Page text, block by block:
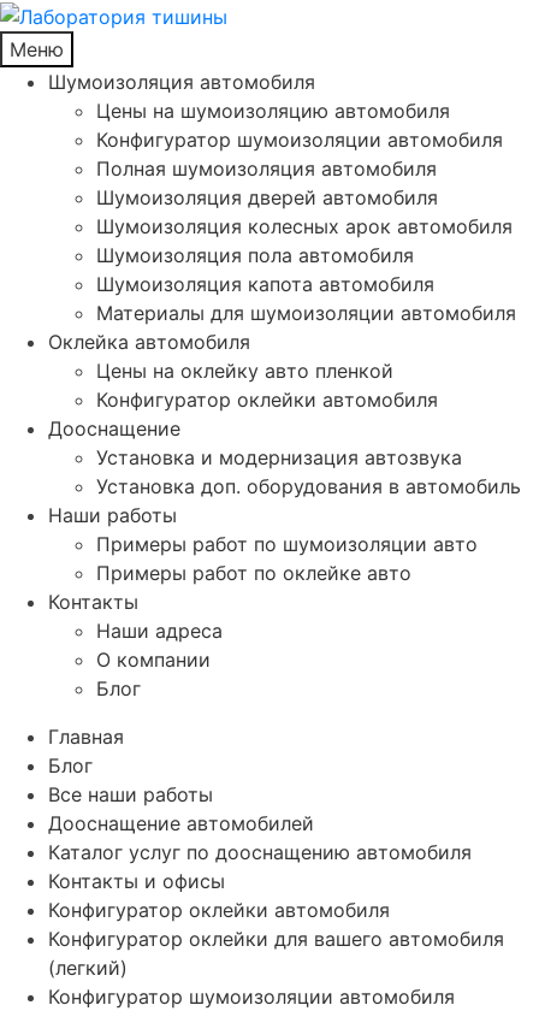
Меню
Шумоизоляция автомобиля
Цены на шумоизоляцию автомобиля
Конфигуратор шумоизоляции автомобиля
Полная шумоизоляция автомобиля
Шумоизоляция дверей автомобиля
Шумоизоляция колесных арок автомобиля
Шумоизоляция пола автомобиля
Шумоизоляция капота автомобиля
Материалы для шумоизоляции автомобиля
Оклейка автомобиля
Цены на оклейку авто пленкой
Конфигуратор оклейки автомобиля
Дооснащение
Установка и модернизация автозвука
Установка доп. оборудования в автомобиль
Наши работы
Примеры работ по шумоизоляции авто
Примеры работ по оклейке авто
Контакты
Наши адреса
О компании
Блог
Главная
Блог
Все наши работы
Дооснащение автомобилей
Каталог услуг по дооснащению автомобиля
Контакты и офисы
Конфигуратор оклейки автомобиля
Конфигуратор оклейки для вашего автомобиля
(легкий)
Конфигуратор шумоизоляции автомобиля